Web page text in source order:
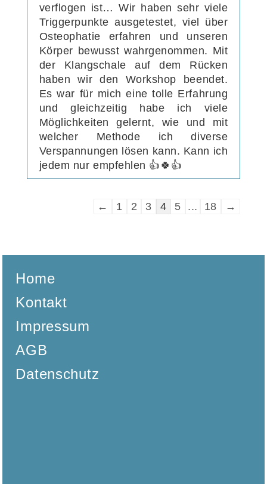
verflogen ist… Wir haben sehr viele
Triggerpunkte ausgetestet, viel über
Osteophatie erfahren und unseren
Körper bewusst wahrgenommen. Mit
der Klangschale auf dem Rücken
haben wir den Workshop beendet.
Es war für mich eine tolle Erfahrung
und gleichzeitig habe ich viele
Möglichkeiten gelernt, wie und mit
welcher Methode ich diverse
Verspannungen lösen kann. Kann ich
jedem nur empfehlen 👍🍀👍
Navigation
← 1 2 3 4 5 ... 18 →
Home
Kontakt
Impressum
AGB
Datenschutz